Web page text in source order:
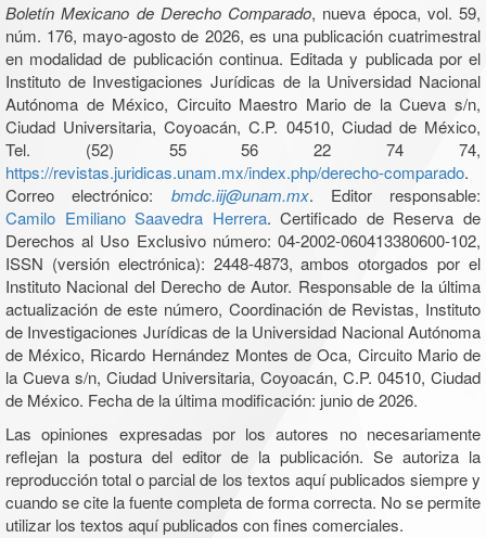
Boletín Mexicano de Derecho Comparado, nueva época, vol. 59,
núm. 176, mayo-agosto de 2026, es una publicación cuatrimestral
en modalidad de publicación continua. Editada y publicada por el
Instituto de Investigaciones Jurídicas de la Universidad Nacional
Autónoma de México, Circuito Maestro Mario de la Cueva s/n,
Ciudad Universitaria, Coyoacán, C.P. 04510, Ciudad de México,
Tel. (52) 55 56 22 74 74,
https://revistas.juridicas.unam.mx/index.php/derecho-comparado.
Correo electrónico: bmdc.iij@unam.mx. Editor responsable:
Camilo Emiliano Saavedra Herrera. Certificado de Reserva de
Derechos al Uso Exclusivo número: 04-2002-060413380600-102,
ISSN (versión electrónica): 2448-4873, ambos otorgados por el
Instituto Nacional del Derecho de Autor. Responsable de la última
actualización de este número, Coordinación de Revistas, Instituto
de Investigaciones Jurídicas de la Universidad Nacional Autónoma
de México, Ricardo Hernández Montes de Oca, Circuito Mario de
la Cueva s/n, Ciudad Universitaria, Coyoacán, C.P. 04510, Ciudad
de México. Fecha de la última modificación: junio de 2026.
Las opiniones expresadas por los autores no necesariamente
reflejan la postura del editor de la publicación. Se autoriza la
reproducción total o parcial de los textos aquí publicados siempre y
cuando se cite la fuente completa de forma correcta. No se permite
utilizar los textos aquí publicados con fines comerciales.